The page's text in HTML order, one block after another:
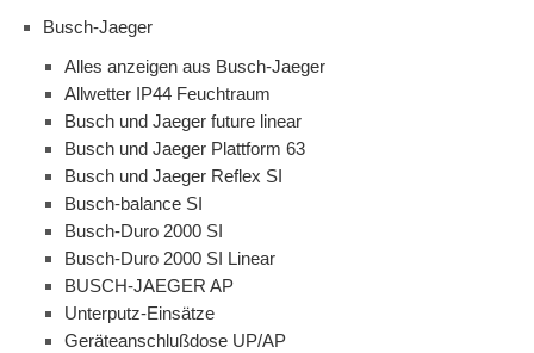
Busch-Jaeger
Alles anzeigen aus Busch-Jaeger
Allwetter IP44 Feuchtraum
Busch und Jaeger future linear
Busch und Jaeger Plattform 63
Busch und Jaeger Reflex SI
Busch-balance SI
Busch-Duro 2000 SI
Busch-Duro 2000 SI Linear
BUSCH-JAEGER AP
Unterputz-Einsätze
Geräteanschlußdose UP/AP